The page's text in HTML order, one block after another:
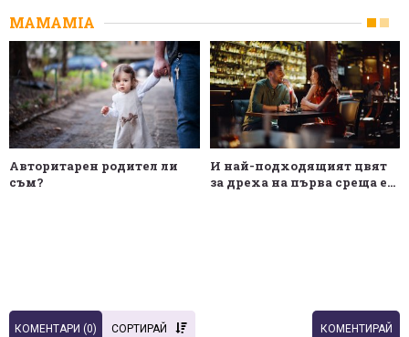
MAMAMIA
Авторитарен родител ли
съм?
И най-подходящият цвят
за дреха на първа среща е...
КОМЕНТАРИ (0) СОРТИРАЙ КОМЕНТИРАЙ